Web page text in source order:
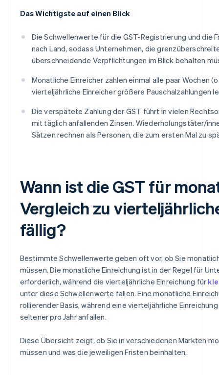
Das Wichtigste auf einen Blick
Die Schwellenwerte für die GST-Registrierung und die
nach Land, sodass Unternehmen, die
überschneidende Verpflichtungen im Blick behalten
Monatliche Einreicher zahlen einmal alle paar Wochen
vierteljährliche Einreicher größere Pauschalzahlungen
Die verspätete Zahlung der GST führt in vielen
mit täglich anfallenden Zinsen. Wiederholungstäter/
Sätzen rechnen als Personen, die zum ersten Mal zu
Wann ist die GST für
Vergleich zu
fällig?
Bestimmte Schwellenwerte geben oft vor, ob Sie
müssen. Die monatliche Einreichung ist in der Regel für
erforderlich, während die vierteljährliche Einreichung für
unter diese Schwellenwerte fallen. Eine monatliche
rollierender Basis, während eine vierteljährliche
seltener pro Jahr anfallen.
Diese Übersicht zeigt, ob Sie in verschiedenen Märkten
müssen und was die jeweiligen Fristen beinhalten.